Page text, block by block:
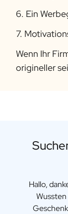
6. Ein
7.
Wenn Ihr
origineller
Hallo,
Wussten